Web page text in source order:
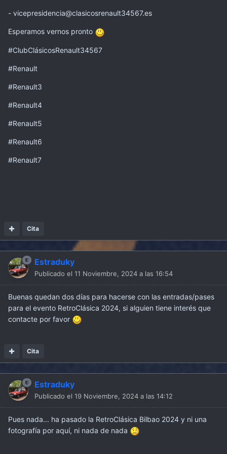
- vicepresidencia@clasicosrenault34567.es
Esperamos vernos pronto
#ClubClásicosRenault34567
#Renault
#Renault3
#Renault4
#Renault5
#Renault6
#Renault7
Cita
Estraduky
Publicado el 11 Noviembre, 2024 a las 16:54
Buenas quedan dos días para hacerse con las entradas/pases
para el evento RetroClásica 2024, si alguien tiene interés que
contacte por favor
Cita
Estraduky
Publicado el 19 Noviembre, 2024 a las 14:12
Pues nada... ha pasado la RetroClásica Bilbao 2024 y ni una
fotografía por aquí, ni nada de nada